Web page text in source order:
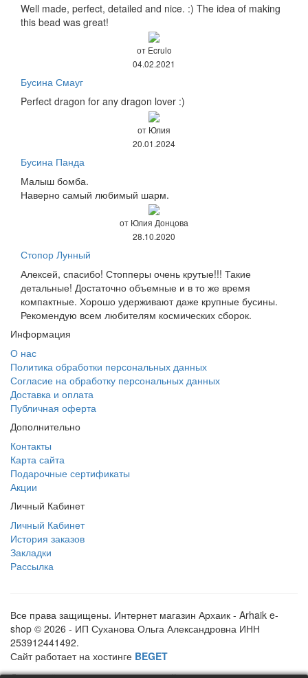
Well made, perfect, detailed and nice. :) The idea of making
this bead was great!
от Ecrulo
04.02.2021
Бусина Смауг
Perfect dragon for any dragon lover :)
от Юлия
20.01.2024
Бусина Панда
Малыш бомба.
Наверно самый любимый шарм.
от Юлия Донцова
28.10.2020
Стопор Лунный
Алексей, спасибо! Стопперы очень крутые!!! Такие
детальные! Достаточно объемные и в то же время
компактные. Хорошо удерживают даже крупные бусины.
Рекомендую всем любителям космических сборок.
Информация
О нас
Политика обработки персональных данных
Согласие на обработку персональных данных
Доставка и оплата
Публичная оферта
Дополнительно
Контакты
Карта сайта
Подарочные сертификаты
Акции
Личный Кабинет
Личный Кабинет
История заказов
Закладки
Рассылка
Все права защищены. Интернет магазин Архаик - Arhaik e-
shop © 2026 - ИП Суханова Ольга Александровна ИНН
253912441492.
Сайт работает на хостинге BEGET